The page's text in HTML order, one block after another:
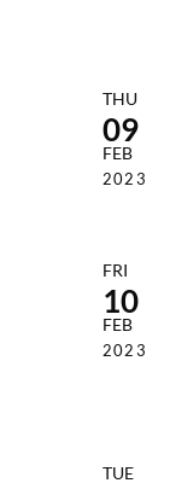
THU
09
FEB
2023
FRI
10
FEB
2023
TUE